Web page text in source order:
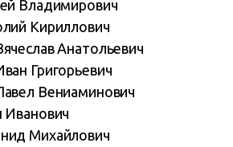
Владимирович
Кириллович
Анатольевич
Григорьевич
Вениаминович
Иванович
Михайлович